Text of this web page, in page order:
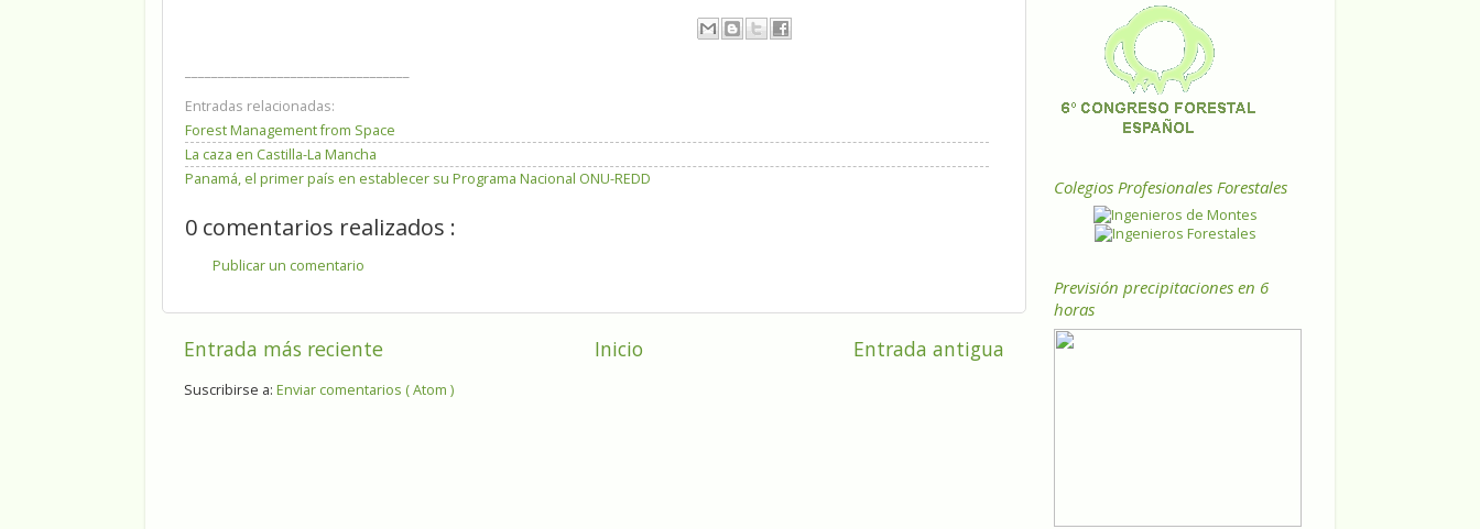
Entradas relacionadas:
Forest Management from Space
La caza en Castilla-La Mancha
Panamá, el primer país en establecer su Programa Nacional ONU-REDD
0 comentarios realizados :
Publicar un comentario
Entrada más reciente Entrada antigua
Inicio
Suscribirse a: Enviar comentarios ( Atom )
Colegios Profesionales Forestales
Previsión precipitaciones en 6
horas